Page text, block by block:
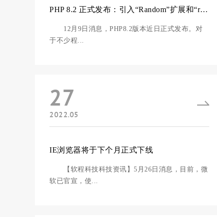
PHP 8.2 正式发布：引入“Random”扩展和“read-only”类
12月9日消息，PHP8.2版本近日正式发布。对
于不少程...
27
2022.05
IE浏览器将于下个月正式下线
【软程科技科技资讯】5月26日消息，目前，微
软已官宣，使...